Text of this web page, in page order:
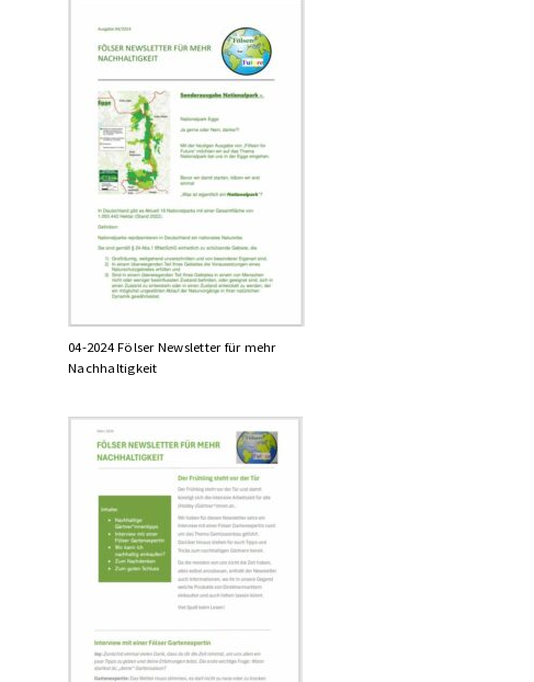
04-2024 Fölser Newsletter für mehr
Nachhaltigkeit